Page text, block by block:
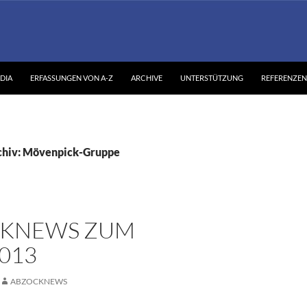
ERFASSUNGEN VON A-Z ARCHIVE UNTERSTÜTZUNG
Mövenpick-Gruppe
ZUM
ABZOCKNEWS